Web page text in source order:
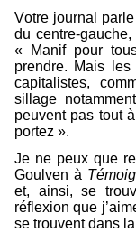
Votre journal
du centre-
« Manif pour
prendre. Mais les
capitalistes,
sillage
peuvent pas tout
portez ».
Je ne peux que
Goulven à
et, ainsi, se
réflexion que
se trouvent dans